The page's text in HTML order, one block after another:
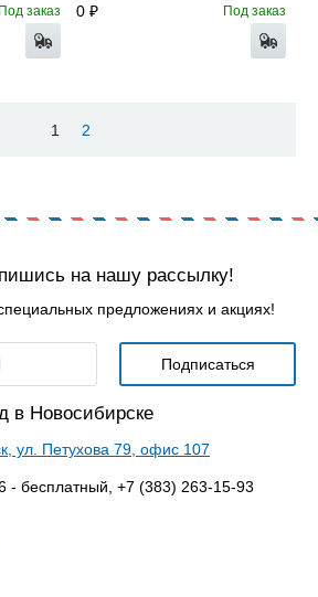
Под заказ 0 Под заказ
1 2
на нашу рассылку!
предложениях и акциях!
в Новосибирске
ул. Петухова 79, офис 107
- бесплатный, +7 (383) 263-15-93